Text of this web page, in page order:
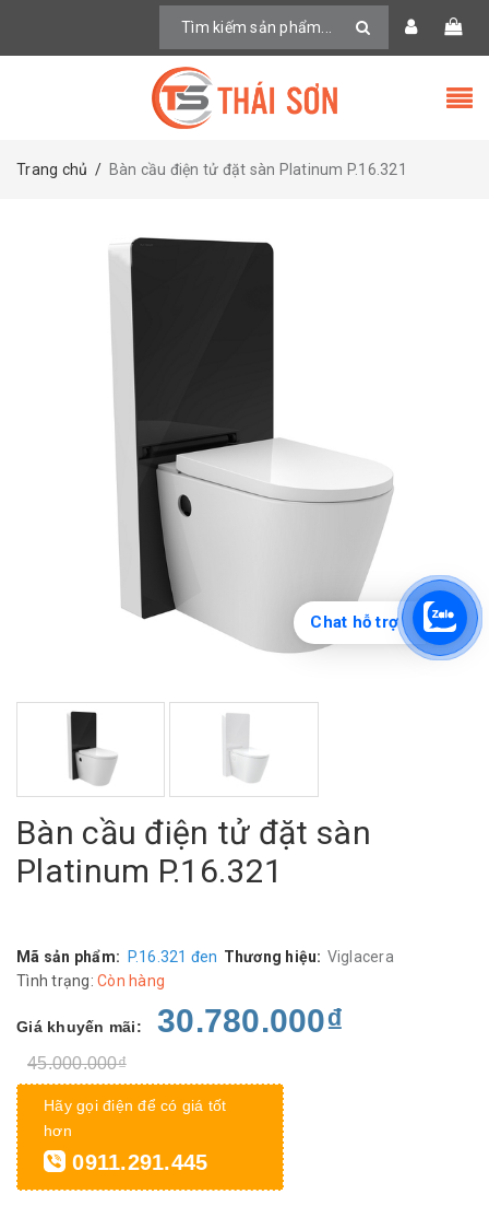
Trang chủ / Bàn cầu điện tử đặt sàn Platinum P.16.321
Bàn cầu điện tử đặt sàn
Platinum P.16.321
Mã sản phẩm: P.16.321 đen Thương hiệu: Viglacera
Tình trạng: Còn hàng
Giá khuyến mãi: 30.780.000₫
45.000.000₫
Hãy gọi điện để có giá tốt
hơn
0911.291.445
Chat hỗ trợ